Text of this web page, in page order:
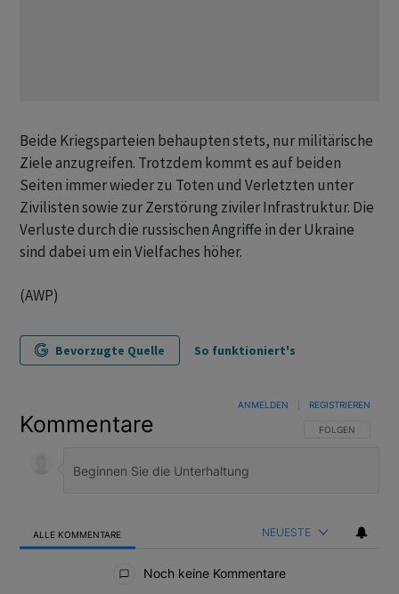
Beide Kriegsparteien behaupten stets, nur militärische
Ziele anzugreifen. Trotzdem kommt es auf beiden
Seiten immer wieder zu Toten und Verletzten unter
Zivilisten sowie zur Zerstörung ziviler Infrastruktur. Die
Verluste durch die russischen Angriffe in der Ukraine
sind dabei um ein Vielfaches höher.
(AWP)
Bevorzugte Quelle So funktioniert's
Kommentare FOLGE DIESER
FOLGEN
ANMELDEN REGISTRIEREN
ALLE KOMMENTARE NEUESTE
Noch keine Kommentare